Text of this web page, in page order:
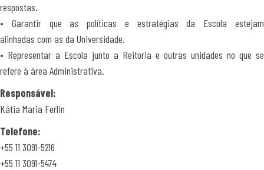
respostas.
• Garantir que as políticas e estratégias da Escola estejam
alinhadas com as da Universidade.
• Representar a Escola junto a Reitoria e outras unidades no que se
refere à área Administrativa.
Responsável:
Kátia Maria Ferlin
Telefone:
+55 11 3091-5216
+55 11 3091-5474